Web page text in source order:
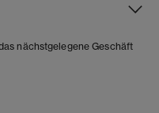
nächstgelegene Geschäft